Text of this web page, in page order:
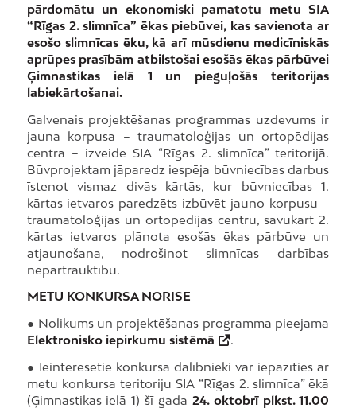
pārdomātu un ekonomiski pamatotu metu SIA
“Rīgas 2. slimnīca” ēkas piebūvei, kas savienota ar
esošo slimnīcas ēku, kā arī mūsdienu medicīniskās
aprūpes prasībām atbilstošai esošās ēkas pārbūvei
Ģimnastikas ielā 1 un pieguļošās teritorijas
labiekārtošanai.
Galvenais projektēšanas programmas uzdevums ir
jauna korpusa – traumatoloģijas un ortopēdijas
centra – izveide SIA “Rīgas 2. slimnīca” teritorijā.
Būvprojektam jāparedz iespēja būvniecības darbus
īstenot vismaz divās kārtās, kur būvniecības 1.
kārtas ietvaros paredzēts izbūvēt jauno korpusu –
traumatoloģijas un ortopēdijas centru, savukārt 2.
kārtas ietvaros plānota esošās ēkas pārbūve un
atjaunošana, nodrošinot slimnīcas darbības
nepārtrauktību.
METU KONKURSA NORISE
● Nolikums un projektēšanas programma pieejama
Elektronisko iepirkumu sistēmā
.
● Ieinteresētie konkursa dalībnieki var iepazīties ar
metu konkursa teritoriju SIA “Rīgas 2. slimnīca” ēkā
(Ģimnastikas ielā 1) šī gada 24. oktobrī plkst. 11.00